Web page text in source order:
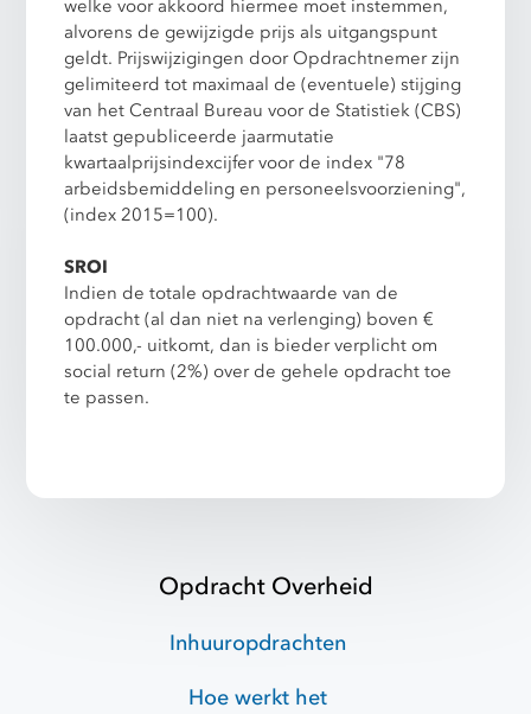
welke voor akkoord hiermee moet instemmen,
alvorens de gewijzigde prijs als uitgangspunt
geldt. Prijswijzigingen door Opdrachtnemer zijn
gelimiteerd tot maximaal de (eventuele) stijging
van het Centraal Bureau voor de Statistiek (CBS)
laatst gepubliceerde jaarmutatie
kwartaalprijsindexcijfer voor de index "78
arbeidsbemiddeling en personeelsvoorziening",
(index 2015=100).
SROI
Indien de totale opdrachtwaarde van de
opdracht (al dan niet na verlenging) boven €
100.000,- uitkomt, dan is bieder verplicht om
social return (2%) over de gehele opdracht toe
te passen.
Opdracht Overheid
Inhuuropdrachten
Hoe werkt het